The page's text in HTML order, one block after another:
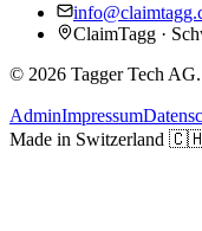
ClaimTagg ·
© 2026 Tagger Tech AG.
AdminImpressum
Made in Switzerland